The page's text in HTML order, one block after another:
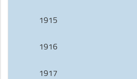
1915
1916
1917